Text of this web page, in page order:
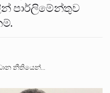
පාර්ලි‌‌මේන්තුව
නීතියෙන්…